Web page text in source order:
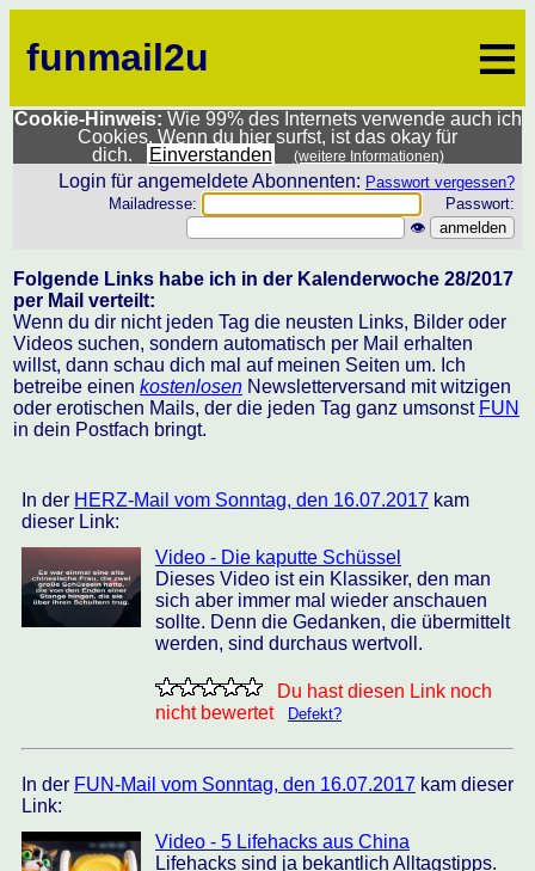
funmail2u ≡
Cookie-Hinweis: Wie 99% des Internets verwende auch ich
Cookies. Wenn du hier surfst, ist das okay für
dich.
Einverstanden (weitere Informationen)
Login für angemeldete Abonnenten: Passwort vergessen?
Mailadresse:
Passwort:
👁
Folgende Links habe ich in der Kalenderwoche 28/2017
per Mail verteilt:
Wenn du dir nicht jeden Tag die neusten Links, Bilder oder
Videos suchen, sondern automatisch per Mail erhalten
willst, dann schau dich mal auf meinen Seiten um. Ich
betreibe einen kostenlosen Newsletterversand mit witzigen
oder erotischen Mails, der die jeden Tag ganz umsonst FUN
in dein Postfach bringt.
In der HERZ-Mail vom Sonntag, den 16.07.2017 kam
dieser Link:
Video - Die kaputte Schüssel
Dieses Video ist ein Klassiker, den man
sich aber immer mal wieder anschauen
sollte. Denn die Gedanken, die übermittelt
werden, sind durchaus wertvoll.
Du hast diesen Link noch
nicht bewertet
Defekt?
In der FUN-Mail vom Sonntag, den 16.07.2017 kam dieser
Link:
Video - 5 Lifehacks aus China
Lifehacks sind ja bekantlich Alltagstipps.